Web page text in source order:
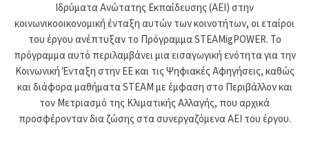
Ιδρύματα Ανώτατης Εκπαίδευσης (ΑΕΙ) στην
κοινωνικοοικονομική ένταξη αυτών των κοινοτήτων, οι εταίροι
του έργου ανέπτυξαν το Πρόγραμμα STEAMigPOWER. Το
πρόγραμμα αυτό περιλαμβάνει μια εισαγωγική ενότητα για την
Κοινωνική Ένταξη στην ΕΕ και τις Ψηφιακές Αφηγήσεις, καθώς
και διάφορα μαθήματα STEAM με έμφαση στο Περιβάλλον και
τον Μετριασμό της Κλιματικής Αλλαγής, που αρχικά
προσφέρονταν δια ζώσης στα συνεργαζόμενα ΑΕΙ του έργου.